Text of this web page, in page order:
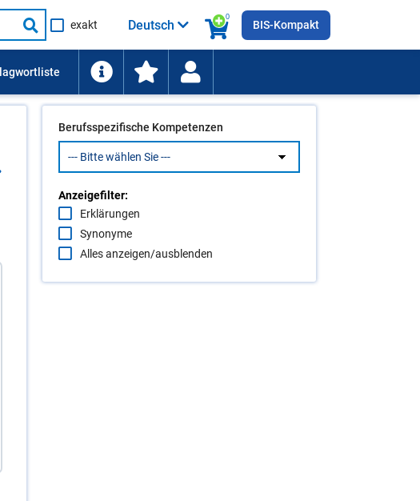
Suche
starten
exakt
0
Deutsch BIS-Kompakt
Berufsspezifische Kompetenzen
Anzeigefilter:
Erklärungen
Synonyme
Alles anzeigen/ausblenden